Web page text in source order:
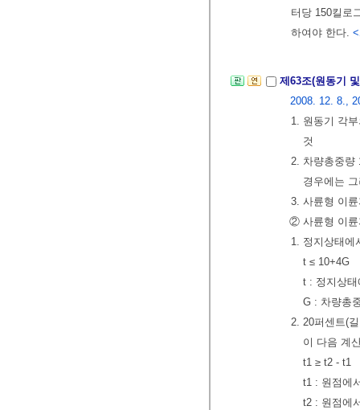
터당 150킬로
하여야 한다.
제63조(원동기
2008. 12. 8.,
1. 원동기 각
것
2. 차량총중량
경우에는
3. 사륜형 이
② 사륜형 이륜
1. 정지상태에
t ≤ 10+4G
t : 정지상태
G : 차량총
2. 20퍼센트(
이 다음 계
t1 ≥ t2 - t1
t1 : 원점에
t2 : 원점에